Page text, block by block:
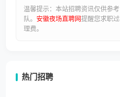
温馨提示：本站招聘资讯仅供参
队。 安徽夜场直聘网提醒您求职
理费。
热门招聘